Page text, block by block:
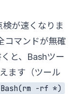
が速くなりま
コマンドが無確
と、Bashツー
ます（ツール
Bash(rm -rf *)